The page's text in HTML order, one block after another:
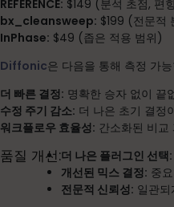
REFERENCE: $149 (분석 초점, 편
bx_cleansweep: $199 (전문적
InPhase: $49 (좁은 적용 범위)
Diffonic은 다음을 통해 측정 가
더 빠른 결정: 명확한 승자 없이 끝
수정 주기 감소: 더 나은 초기 결정
워크플로우 효율성: 간소화된 비교
품질 개선:더 나은 플러그인 선택:
개선된 믹스 결정: 중
전문적 신뢰성: 일관